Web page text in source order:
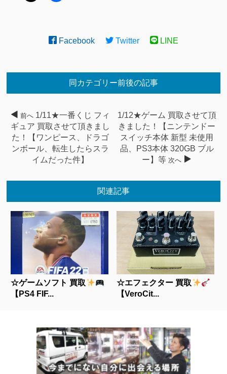
Facebook Twitter LINE
同カテゴリー前後の記事
前へ 1/11★一番くじ フィ
ギュア 買取させて頂きまし
た！【ワンピース、ドラゴ
ンボール、転生したらスラ
イムだった件】
1/12★ゲーム 買取させて頂
きました！【ニンテンドー
スイッチ本体 新型 未使用
品、PS3本体 320GB ブル
ー】等 次へ
関連記事
☆ゲームソフト 買取
【PS4 FIF...
☆エフェクター 買取
【VeroCit...